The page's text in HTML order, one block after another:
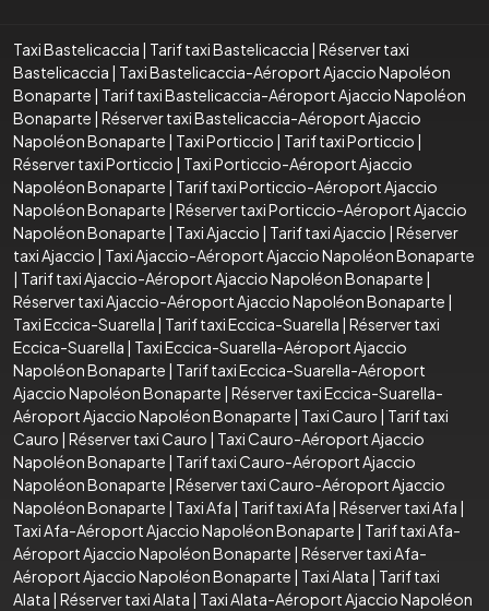
Taxi Bastelicaccia | Tarif taxi Bastelicaccia | Réserver taxi
Bastelicaccia | Taxi Bastelicaccia-Aéroport Ajaccio Napoléon
Bonaparte | Tarif taxi Bastelicaccia-Aéroport Ajaccio Napoléon
Bonaparte | Réserver taxi Bastelicaccia-Aéroport Ajaccio
Napoléon Bonaparte | Taxi Porticcio | Tarif taxi Porticcio |
Réserver taxi Porticcio | Taxi Porticcio-Aéroport Ajaccio
Napoléon Bonaparte | Tarif taxi Porticcio-Aéroport Ajaccio
Napoléon Bonaparte | Réserver taxi Porticcio-Aéroport Ajaccio
Napoléon Bonaparte | Taxi Ajaccio | Tarif taxi Ajaccio | Réserver
taxi Ajaccio | Taxi Ajaccio-Aéroport Ajaccio Napoléon Bonaparte
| Tarif taxi Ajaccio-Aéroport Ajaccio Napoléon Bonaparte |
Réserver taxi Ajaccio-Aéroport Ajaccio Napoléon Bonaparte |
Taxi Eccica-Suarella | Tarif taxi Eccica-Suarella | Réserver taxi
Eccica-Suarella | Taxi Eccica-Suarella-Aéroport Ajaccio
Napoléon Bonaparte | Tarif taxi Eccica-Suarella-Aéroport
Ajaccio Napoléon Bonaparte | Réserver taxi Eccica-Suarella-
Aéroport Ajaccio Napoléon Bonaparte | Taxi Cauro | Tarif taxi
Cauro | Réserver taxi Cauro | Taxi Cauro-Aéroport Ajaccio
Napoléon Bonaparte | Tarif taxi Cauro-Aéroport Ajaccio
Napoléon Bonaparte | Réserver taxi Cauro-Aéroport Ajaccio
Napoléon Bonaparte | Taxi Afa | Tarif taxi Afa | Réserver taxi Afa |
Taxi Afa-Aéroport Ajaccio Napoléon Bonaparte | Tarif taxi Afa-
Aéroport Ajaccio Napoléon Bonaparte | Réserver taxi Afa-
Aéroport Ajaccio Napoléon Bonaparte | Taxi Alata | Tarif taxi
Alata | Réserver taxi Alata | Taxi Alata-Aéroport Ajaccio Napoléon